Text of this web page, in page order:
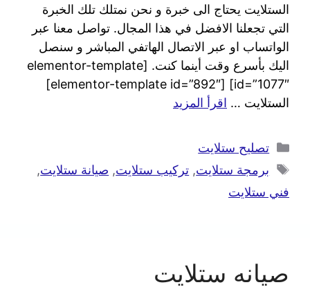
الستلايت يحتاج الى خبرة و نحن نمتلك تلك الخبرة
التي تجعلنا الافضل في هذا المجال. تواصل معنا عبر
الواتساب او عبر الاتصال الهاتفي المباشر و سنصل
اليك بأسرع وقت أينما كنت. [elementor-template
id=”1077″] [elementor-template id=”892″]
الستلايت … اقرأ المزيد
تصليح ستلايت
برمجة ستلايت, تركيب ستلايت, صيانة ستلايت,
فني ستلايت
صيانه ستلايت